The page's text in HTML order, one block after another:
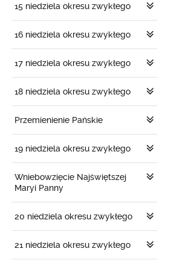
15 niedziela okresu zwykłego
16 niedziela okresu zwykłego
17 niedziela okresu zwykłego
18 niedziela okresu zwykłego
Przemienienie Pańskie
19 niedziela okresu zwykłego
Wniebowzięcie Najświętszej
Maryi Panny
20 niedziela okresu zwykłego
21 niedziela okresu zwykłego